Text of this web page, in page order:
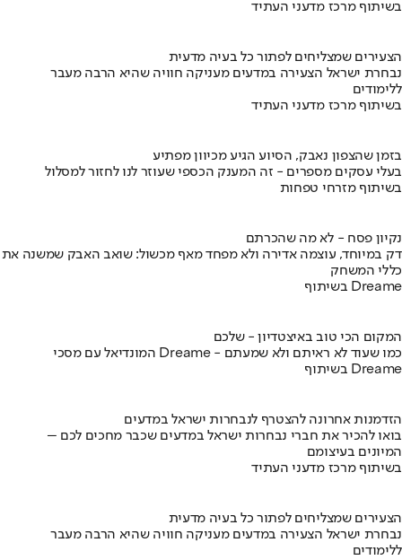
בשיתוף מרכז מדעני העתיד
הצעירים שמצליחים לפתור כל בעיה מדעית
נבחרת ישראל הצעירה במדעים מעניקה חוויה שהיא הרבה מעבר
ללימודים
בשיתוף מרכז מדעני העתיד
בזמן שהצפון נאבק, הסיוע הגיע מכיוון מפתיע
בעלי עסקים מספרים - זה המענק הכספי שעוזר לנו לחזור למסלול
בשיתוף מזרחי טפחות
נקיון פסח - לא מה שהכרתם
דק במיוחד, עוצמה אדירה ולא מפחד מאף מכשול: שואב האבק שמשנה את
כללי המשחק
בשיתוף Dreame
המקום הכי טוב באיצטדיון - שלכם
המונדיאל עם מסכי Dreame - כמו שעוד לא ראיתם ולא שמעתם
בשיתוף Dreame
הזדמנות אחרונה להצטרף לנבחרות ישראל במדעים
בואו להכיר את חברי נבחרות ישראל במדעים שכבר מחכים לכם –
המיונים בעיצומם
בשיתוף מרכז מדעני העתיד
הצעירים שמצליחים לפתור כל בעיה מדעית
נבחרת ישראל הצעירה במדעים מעניקה חוויה שהיא הרבה מעבר
ללימודים